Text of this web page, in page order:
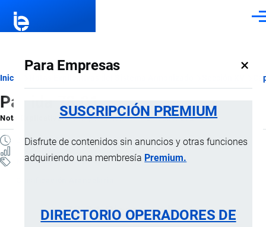
Para Empresas ×
SUSCRIPCIÓN PREMIUM
Disfrute de contenidos sin anuncios y otras funciones
adquiriendo una membresía Premium.
DIRECTORIO OPERADORES DE
Ruta
de
navegación
Inicio
Partida 78.01
Nota ExplicativaporImportaciones …, 21 Julio, 2024
2 MINUTOS
Notas Explicativas
78.01 Plomo en bruto